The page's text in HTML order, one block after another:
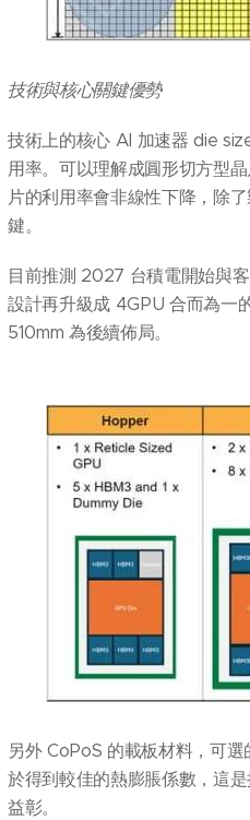
技術與核心關鍵優勢
技術上的核心 AI 加速器 die
用率。可以理解成圓形切方型
片的利用率會非線性下降，除
鍵。
目前推測 2027 台積電開始與
設計再升級成 4GPU 合而為一
510mm 為後續佈局。
另外 CoPoS 的載板材料，可
於得到較佳的熱膨脹係數，這
益彰。